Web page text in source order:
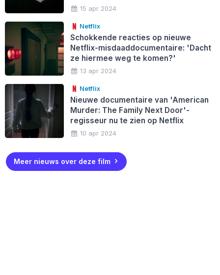
15 apr 2024
Netflix
Schokkende reacties op nieuwe
Netflix-misdaaddocumentaire: 'Dacht
ze hiermee weg te komen?'
13 apr 2024
Netflix
Nieuwe documentaire van 'American
Murder: The Family Next Door'-
regisseur nu te zien op Netflix
10 apr 2024
Meer nieuws over deze film